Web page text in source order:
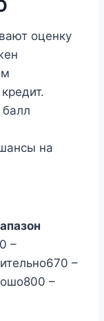
оценку
на
–
–
–